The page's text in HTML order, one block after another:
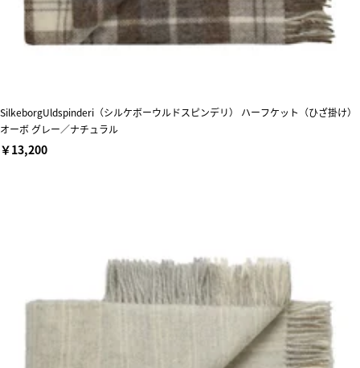
SilkeborgUldspinderi（シルケボーウルドスピンデリ） ハーフケット（ひざ掛け）
オーボ グレー／ナチュラル
￥13,200